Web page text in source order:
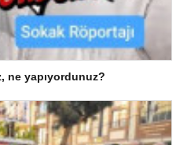
ne yapıyordunuz?